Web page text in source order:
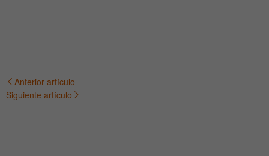
Navegación
Anterior artículo
Siguiente artículo